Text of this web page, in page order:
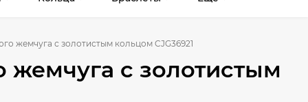
жемчуга с золотистым кольцом CJG36921
жемчуга с золотистым